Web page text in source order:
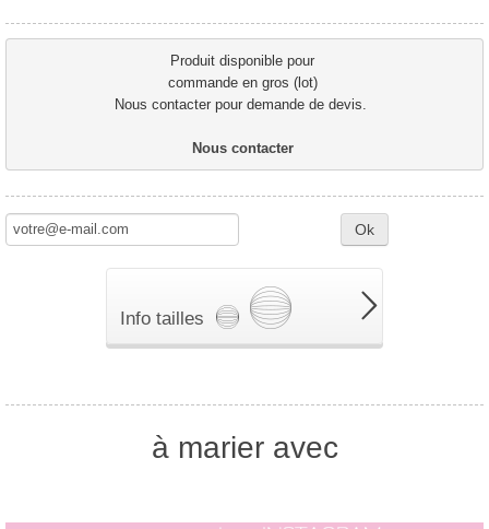
Produit disponible pour
commande en gros (lot)
Nous contacter pour demande de devis.
Nous contacter
Ok
Info tailles
à marier avec